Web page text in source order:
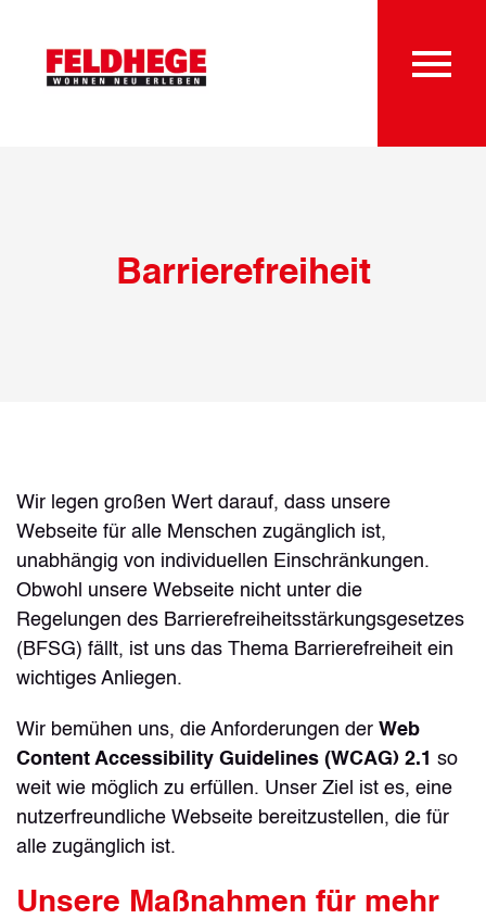
Barrierefreiheit
Wir legen großen Wert darauf, dass unsere
Webseite für alle Menschen zugänglich ist,
unabhängig von individuellen Einschränkungen.
Obwohl unsere Webseite nicht unter die
Regelungen des Barrierefreiheitsstärkungsgesetzes
(BFSG) fällt, ist uns das Thema Barrierefreiheit ein
wichtiges Anliegen.
Wir bemühen uns, die Anforderungen der Web
Content Accessibility Guidelines (WCAG) 2.1 so
weit wie möglich zu erfüllen. Unser Ziel ist es, eine
nutzerfreundliche Webseite bereitzustellen, die für
alle zugänglich ist.
Unsere Maßnahmen für mehr